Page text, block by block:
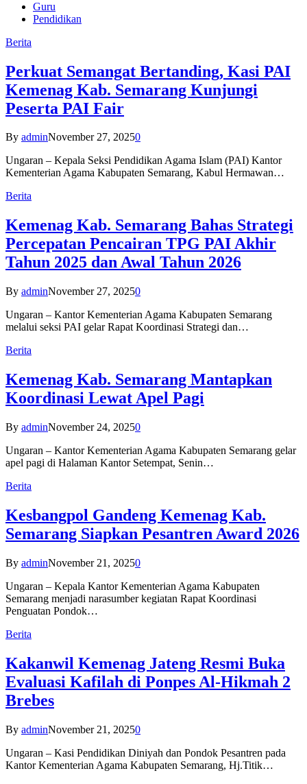
Guru
Pendidikan
Berita
Perkuat Semangat Bertanding, Kasi PAI
Kemenag Kab. Semarang Kunjungi
Peserta PAI Fair
By adminNovember 27, 20250
Ungaran – Kepala Seksi Pendidikan Agama Islam (PAI) Kantor
Kementerian Agama Kabupaten Semarang, Kabul Hermawan…
Berita
Kemenag Kab. Semarang Bahas Strategi
Percepatan Pencairan TPG PAI Akhir
Tahun 2025 dan Awal Tahun 2026
By adminNovember 27, 20250
Ungaran – Kantor Kementerian Agama Kabupaten Semarang
melalui seksi PAI gelar Rapat Koordinasi Strategi dan…
Berita
Kemenag Kab. Semarang Mantapkan
Koordinasi Lewat Apel Pagi
By adminNovember 24, 20250
Ungaran – Kantor Kementerian Agama Kabupaten Semarang gelar
apel pagi di Halaman Kantor Setempat, Senin…
Berita
Kesbangpol Gandeng Kemenag Kab.
Semarang Siapkan Pesantren Award 2026
By adminNovember 21, 20250
Ungaran – Kepala Kantor Kementerian Agama Kabupaten
Semarang menjadi narasumber kegiatan Rapat Koordinasi
Penguatan Pondok…
Berita
Kakanwil Kemenag Jateng Resmi Buka
Evaluasi Kafilah di Ponpes Al-Hikmah 2
Brebes
By adminNovember 21, 20250
Ungaran – Kasi Pendidikan Diniyah dan Pondok Pesantren pada
Kantor Kementerian Agama Kabupaten Semarang, Hj.Titik…